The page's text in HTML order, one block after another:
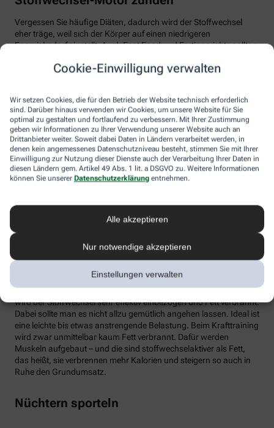
Cookie-Einwilligung verwalten
Wir setzen Cookies, die für den Betrieb der Website technisch erforderlich
sind. Darüber hinaus verwenden wir Cookies, um unsere Website für Sie
optimal zu gestalten und fortlaufend zu verbessern. Mit Ihrer Zustimmung
geben wir Informationen zu Ihrer Verwendung unserer Website auch an
Drittanbieter weiter. Soweit dabei Daten in Ländern verarbeitet werden, in
denen kein angemessenes Datenschutzniveau besteht, stimmen Sie mit Ihrer
Einwilligung zur Nutzung dieser Dienste auch der Verarbeitung Ihrer Daten in
diesen Ländern gem. Artikel 49 Abs. 1 lit. a DSGVO zu. Weitere Informationen
können Sie unserer Datenschutzerklärung entnehmen.
Alle akzeptieren
Nur notwendige akzeptieren
Einstellungen verwalten
Vergessen Sie häufige Diäten, dadurch wird der Stoffwechsel
eher träge, weil sich der Körper auf einen niedrigeren
Energiebedarf einstellt. Auch Fast Food und Fertiggerichte sollten
Körper bei der Verarbeitung von hochverarbeiteten Lebensmitteln
Tim Hollstein rät zu einer proteinreichen Ernährung (Vorsicht bei
Vorerkrankungen wie Nierenleiden!). Denn Proteine sind nicht nur
gut für den Muskelaufbau, der Körper benötigt auch viel Energie,
um Eiweiß abzubauen. Das regt den Stoffwechsel an. Proteine
stecken vor allem in magerem Fleisch, Fisch und Milchprodukten
wie Quark und Skyr. Auch sogenannte thermogene Lebensmittel
wie Chilis oder Ingwer können das braune Fettgewebe aktivieren
und den Energieverbrauch erhöhen.
In Bewegung kommen
Der richtige Mix macht’s
von weißen Fettzellen in braunes Fett begünstigen und dessen
Aktivität erhöhen. Ab circa 30 Minuten Joggen oder Radfahren
wird der Stoffwechsel sehr effektiv einbezogen und Fett verbrannt.
Dabei sollte man es nicht allzu gemütlich angehen lassen. Ideal ist
eine leichte bis etwas anstrengende Belastung. Beim Krafttraining
wird zwar unmittelbar kaum Fett verbrannt. Dafür werden
Muskeln aufgebaut – und die sind stoffwechselaktiver als Fett,
das heißt, sie verbrennen mehr Kalorien und steigern so auch in
Ruhe den Grundumsatz.
Nüchtern sporteln